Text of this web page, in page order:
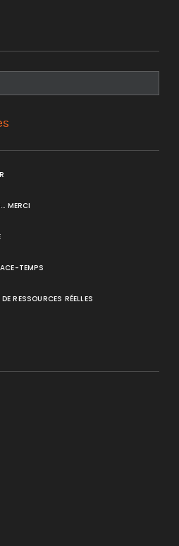
MERCI
TEMPS
RESSOURCES RÉELLES